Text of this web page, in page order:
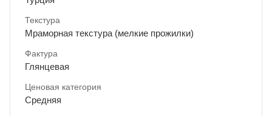
Текстура
Мраморная текстура (мелкие прожилки)
Фактура
Глянцевая
Ценовая категория
Средняя